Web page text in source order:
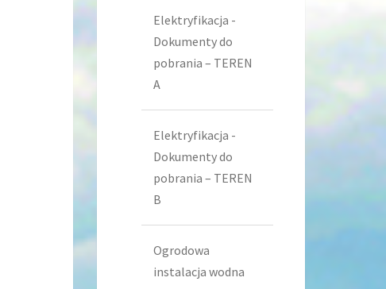
Elektryfikacja -
Dokumenty do
pobrania – TEREN
A
Elektryfikacja -
Dokumenty do
pobrania – TEREN
B
Ogrodowa
instalacja wodna